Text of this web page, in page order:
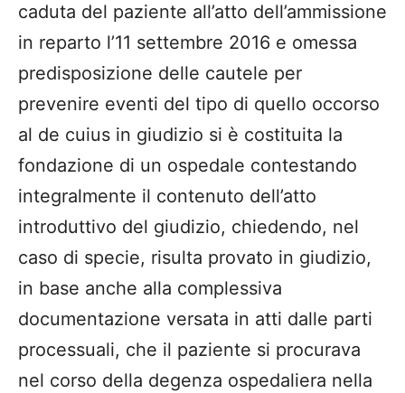
caduta del paziente all’atto dell’ammissione
in reparto l’11 settembre 2016 e omessa
predisposizione delle cautele per
prevenire eventi del tipo di quello occorso
al de cuius in giudizio si è costituita la
fondazione di un ospedale contestando
integralmente il contenuto dell’atto
introduttivo del giudizio, chiedendo, nel
caso di specie, risulta provato in giudizio,
in base anche alla complessiva
documentazione versata in atti dalle parti
processuali, che il paziente si procurava
nel corso della degenza ospedaliera nella